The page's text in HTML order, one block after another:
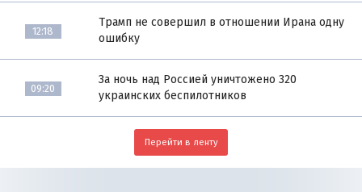
12:18
Трамп не совершил в отношении Ирана одну
ошибку
09:20
За ночь над Россией уничтожено 320
украинских беспилотников
Перейти в ленту